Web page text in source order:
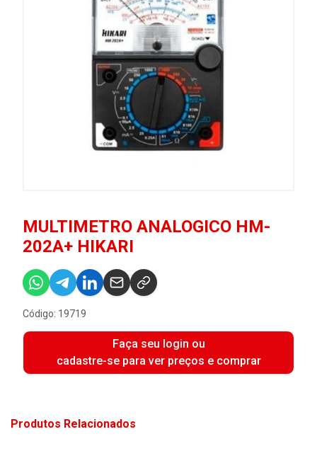
MULTIMETRO ANALOGICO HM-
202A+ HIKARI
Código: 19719
Faça seu login ou
cadastre-se para ver preços e comprar
Produtos Relacionados